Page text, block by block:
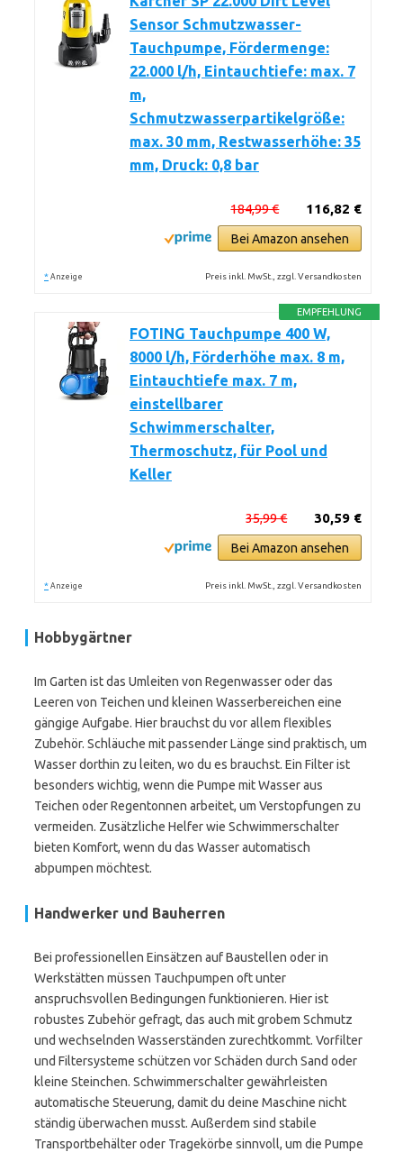
Sensor Schmutzwasser-
Tauchpumpe, Fördermenge:
22.000 l/h, Eintauchtiefe: max. 7
m,
Schmutzwasserpartikelgröße:
max. 30 mm, Restwasserhöhe: 35
mm, Druck: 0,8 bar
116,82 €
184,99 €
Bei Amazon ansehen
* Anzeige Preis inkl. MwSt., zzgl. Versandkosten
EMPFEHLUNG
FOTING Tauchpumpe 400 W,
8000 l/h, Förderhöhe max. 8 m,
Eintauchtiefe max. 7 m,
einstellbarer
Schwimmerschalter,
Thermoschutz, für Pool und
Keller
30,59 €
35,99 €
Bei Amazon ansehen
* Anzeige Preis inkl. MwSt., zzgl. Versandkosten
Hobbygärtner
Im Garten ist das Umleiten von Regenwasser oder das
Leeren von Teichen und kleinen Wasserbereichen eine
gängige Aufgabe. Hier brauchst du vor allem flexibles
Zubehör. Schläuche mit passender Länge sind praktisch, um
Wasser dorthin zu leiten, wo du es brauchst. Ein Filter ist
besonders wichtig, wenn die Pumpe mit Wasser aus
Teichen oder Regentonnen arbeitet, um Verstopfungen zu
vermeiden. Zusätzliche Helfer wie Schwimmerschalter
bieten Komfort, wenn du das Wasser automatisch
abpumpen möchtest.
Handwerker und Bauherren
Bei professionellen Einsätzen auf Baustellen oder in
Werkstätten müssen Tauchpumpen oft unter
anspruchsvollen Bedingungen funktionieren. Hier ist
robustes Zubehör gefragt, das auch mit grobem Schmutz
und wechselnden Wasserständen zurechtkommt. Vorfilter
und Filtersysteme schützen vor Schäden durch Sand oder
kleine Steinchen. Schwimmerschalter gewährleisten
automatische Steuerung, damit du deine Maschine nicht
ständig überwachen musst. Außerdem sind stabile
Transportbehälter oder Tragekörbe sinnvoll, um die Pumpe